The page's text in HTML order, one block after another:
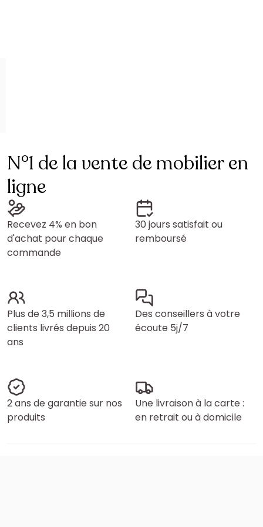
N°1 de la vente de mobilier en
ligne
Recevez 4% en bon
d'achat pour chaque
commande
30 jours satisfait ou
remboursé
Plus de 3,5 millions de
clients livrés depuis 20
ans
Des conseillers à votre
écoute 5j/7
2 ans de garantie sur nos
produits
Une livraison à la carte :
en retrait ou à domicile